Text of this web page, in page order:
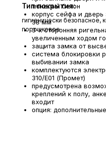
тяжелый бетон
корпус сейфа и дверь
38 мм
3-х сторонняя
увеличенным ходом
защита замка от
система блокировки
выбивании замка
комплектуются
310/E01 (Промет)
предусмотрена
креплений к полу,
входит
опция:
гигиенически безопасное,
порошковое
Тип покрытия: